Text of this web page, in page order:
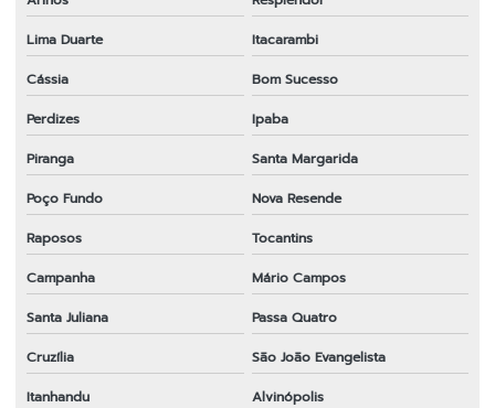
Lima Duarte
Itacarambi
Cássia
Bom Sucesso
Perdizes
Ipaba
Piranga
Santa Margarida
Poço Fundo
Nova Resende
Raposos
Tocantins
Campanha
Mário Campos
Santa Juliana
Passa Quatro
Cruzília
São João Evangelista
Itanhandu
Alvinópolis